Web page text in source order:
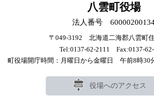
八雲町役場
法人番号
〒049-3192 北海道二海郡八雲町
Tel:0137-62-2111 Fax:0137-
町役場開庁時間：月曜日から金曜日 午前8時30
役場へのアクセス